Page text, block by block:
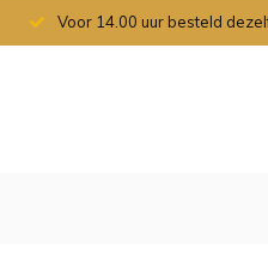
Voor 14.00 uur besteld